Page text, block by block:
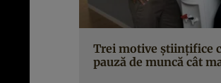
Trei motive ştiinţifice
pauză de muncă cât